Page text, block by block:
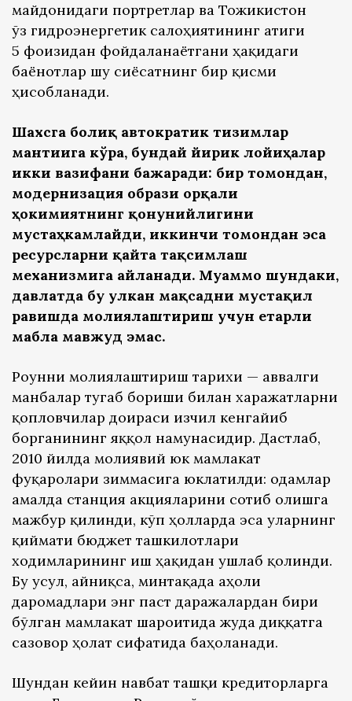
майдонидаги портретлар ва Тожикистон
ўз гидроэнергетик салоҳиятининг атиги
5 фоизидан фойдаланаётгани ҳақидаги
баёнотлар шу сиёсатнинг бир қисми
ҳисобланади.
Шахсга боғлиқ автократик тизимлар
мантиғига кўра, бундай йирик лойиҳалар
икки вазифани бажаради: бир томондан,
модернизация образи орқали
ҳокимиятнинг қонунийлигини
мустаҳкамлайди, иккинчи томондан эса
ресурсларни қайта тақсимлаш
механизмига айланади. Муаммо шундаки,
давлатда бу улкан мақсадни мустақил
равишда молиялаштириш учун етарли
маблағ мавжуд эмас.
Роғунни молиялаштириш тарихи — аввалги
манбалар тугаб бориши билан харажатларни
қопловчилар доираси изчил кенгайиб
борганининг яққол намунасидир. Дастлаб,
2010 йилда молиявий юк мамлакат
фуқаролари зиммасига юклатилди: одамлар
амалда станция акцияларини сотиб олишга
мажбур қилинди, кўп ҳолларда эса уларнинг
қиймати бюджет ташкилотлари
ходимларининг иш ҳақидан ушлаб қолинди.
Бу усул, айниқса, минтақада аҳоли
даромадлари энг паст даражалардан бири
бўлган мамлакат шароитида жуда диққатга
сазовор ҳолат сифатида баҳоланади.
Шундан кейин навбат ташқи кредиторларга